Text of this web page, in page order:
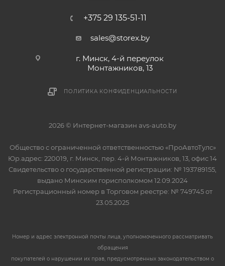
+375 29 135-51-11
sales@storex.by
г. Минск, 4-й переулок
Монтажников, 13
ПОЛИТИКА КОНФИДЕНЦИАЛЬНОСТИ
2026 © Интернет-магазин avs-auto.by
Общество с ограниченной ответственностью «ПроАвтоТулс»
Юр.адрес: 220019, г. Минск, пер. 4-й Монтажников, 13, офис 14
Свидетельство о государственной регистрации: № 193789155,
выдано Минским горисполкомом 12.09.2024
Регистрационный номер в Торговом реестре: № 749745 от
23.05.2025
Номер и адрес электронной почты лица, уполномоченного рассматривать
обращения
покупателей о нарушении их прав, предусмотренных законодательством о